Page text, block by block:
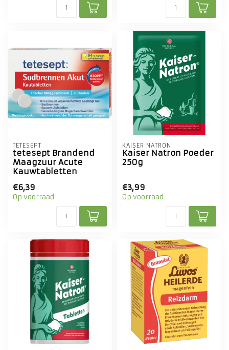
TETESEPT
tetesept Brandend
Maagzuur Acute
Kauwtabletten
€6,39
Op voorraad
KAISER NATRON
Kaiser Natron Poeder
250g
€3,99
Op voorraad